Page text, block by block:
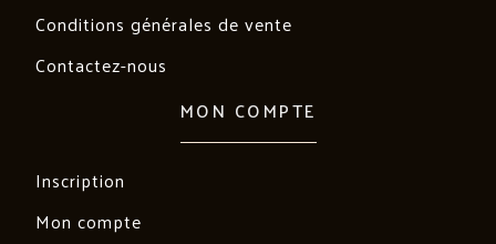
Conditions générales de vente
Contactez-nous
MON COMPTE
Inscription
Mon compte